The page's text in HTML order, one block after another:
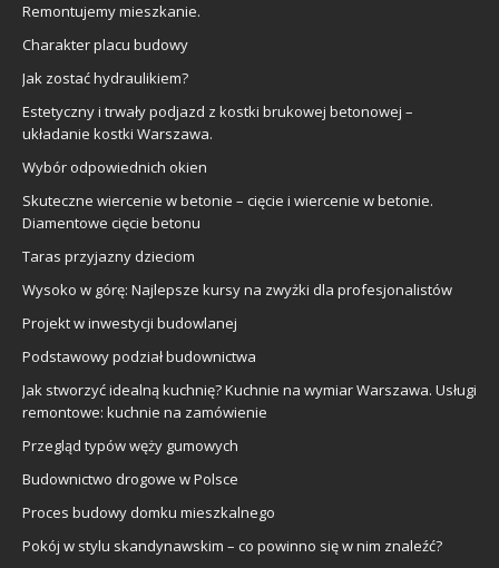
Remontujemy mieszkanie.
Charakter placu budowy
Jak zostać hydraulikiem?
Estetyczny i trwały podjazd z kostki brukowej betonowej –
układanie kostki Warszawa.
Wybór odpowiednich okien
Skuteczne wiercenie w betonie – cięcie i wiercenie w betonie.
Diamentowe cięcie betonu
Taras przyjazny dzieciom
Wysoko w górę: Najlepsze kursy na zwyżki dla profesjonalistów
Projekt w inwestycji budowlanej
Podstawowy podział budownictwa
Jak stworzyć idealną kuchnię? Kuchnie na wymiar Warszawa. Usługi
remontowe: kuchnie na zamówienie
Przegląd typów węży gumowych
Budownictwo drogowe w Polsce
Proces budowy domku mieszkalnego
Pokój w stylu skandynawskim – co powinno się w nim znaleźć?